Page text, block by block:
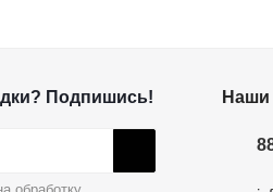
Подпишись! Наши